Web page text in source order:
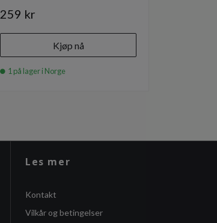
259 kr
Kjøp nå
1 på lager i Norge
Les mer
Kontakt
Vilkår og betingelser